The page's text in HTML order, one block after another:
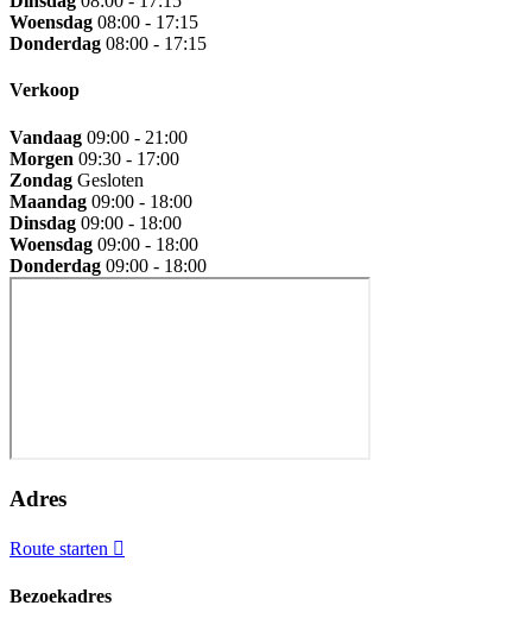
Woensdag 08:00 - 17:15
Donderdag 08:00 - 17:15
Verkoop
Vandaag 09:00 - 21:00
Morgen 09:30 - 17:00
Zondag Gesloten
Maandag 09:00 - 18:00
Dinsdag 09:00 - 18:00
Woensdag 09:00 - 18:00
Donderdag 09:00 - 18:00
Adres
Route starten
Bezoekadres